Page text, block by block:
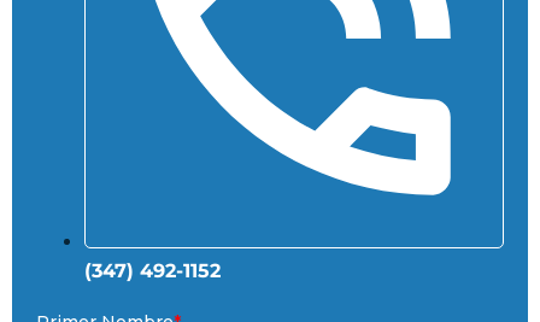
(347) 492-1152